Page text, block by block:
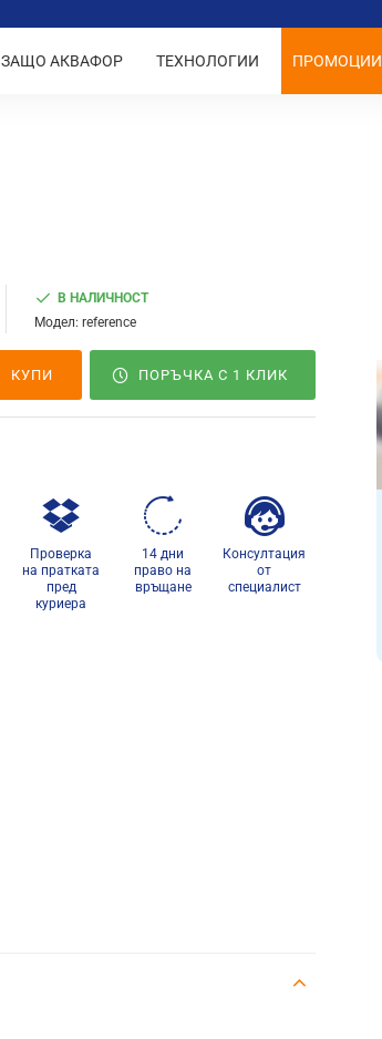
ЗАЩО АКВАФОР ТЕХНОЛОГИИ ПРОМОЦИИ
В НАЛИЧНОСТ
Модел: reference
КУПИ ПОРЪЧКА С 1 КЛИК
Проверка
на пратката
пред
куриера
14 дни
право на
връщане
Консултация
от
специалист